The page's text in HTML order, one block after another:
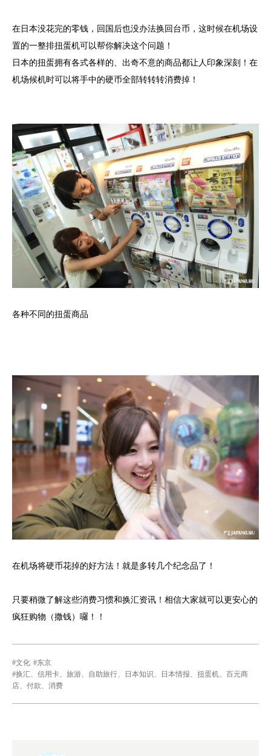
在日本没花完的零钱，回国后也没办法换回台币，这时候在机场设
置的一整排扭蛋机可以帮你解决这个问题！
日本的扭蛋拥有各式各样的、出奇不意的商品都让人印象深刻！在
机场候机时可以将手中的硬币全部转转转消费掉！
各种不同的扭蛋商品
在机场将硬币花掉的好方法！就是多转几个纪念品了！
只要稍微了解这些消费习惯和换汇资讯！相信大家就可以更安心的
疯狂购物（撒钱）囉！！
文化
东京
换汇、信用卡、旅游、自助旅行、日本知识、日本情报、扭蛋机、百元商
店、付款、消费